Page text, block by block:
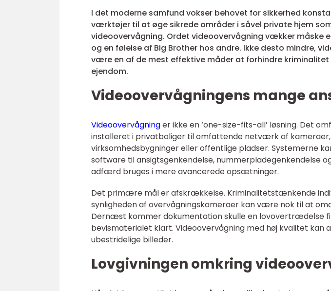
I det moderne samfund vokser behovet for sikkerhed
værktøjer til at øge sikrede områder i såvel private hjem
videoovervågning. Ordet videoovervågning vækker måske
og en følelse af Big Brother hos andre. Ikke desto mindre,
være en af de mest effektive måder at forhindre
ejendom.
Videoovervågningens mange
Videoovervågninger ikke en ‘one-size-fits-all’ løsning. Det
installeret i privatboliger til omfattende netværk af
virksomhedsbygninger eller offentlige pladser. Systemerne
software til ansigtsgenkendelse, nummerpladegenkendelse
adfærd bruges i mere avancerede opsætninger.
Det primære mål er afskrækkelse. Kriminalitetstænkende
synligheden af overvågningskameraer kan være nok til at
Dernæst kommer dokumentation skulle en lovovertrædelse
bevismaterialet klart. Videoovervågning med høj kvalitet kan
ubestridelige billeder.
Lovgivningen omkring